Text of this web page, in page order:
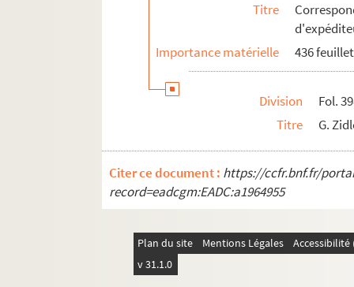
Titre
Importance matérielle
436
Division
Fol.
Titre
G.
Citer ce document : https://ccfr.bnf.fr/
record=eadcgm:EADC:a1964955
Plan du site Mentions Légales
v 31.1.0